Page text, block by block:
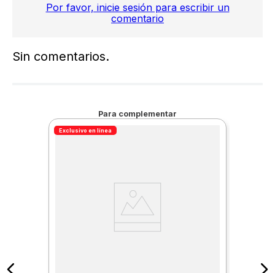
Por favor, inicie sesión para escribir un
comentario
Sin comentarios.
Para complementar
Exclusivo en línea